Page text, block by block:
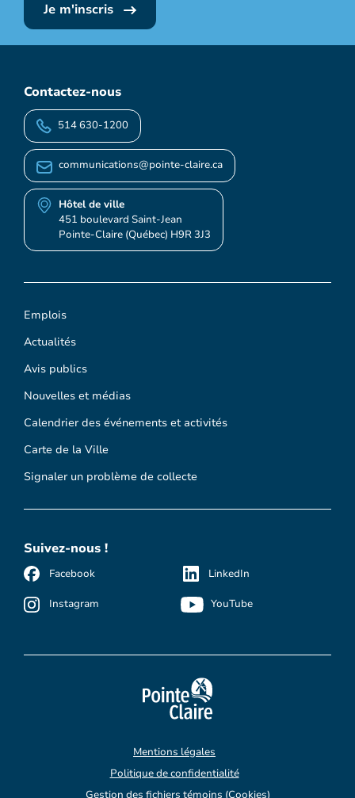
Je m'inscris
Emplois
Actualités
Avis publics
Nouvelles et médias
Calendrier des événements et activités
Carte de la Ville
Signaler un problème de collecte
Contactez-nous
514 630-1200
communications@pointe-claire.ca
Hôtel de ville
451 boulevard Saint-Jean
Pointe-Claire (Québec) H9R 3J3
Suivez-nous !
Facebook
Instagram
LinkedIn
YouTube
Mentions légales
Politique de confidentialité
Gestion des fichiers témoins (Cookies)